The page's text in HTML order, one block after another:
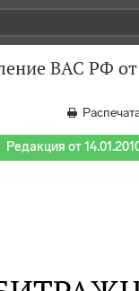
ВАС РФ
Редакция от